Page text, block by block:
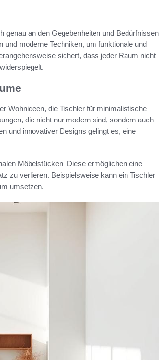
genau an den Gegebenheiten und Bedürfnissen
und moderne Techniken, um funktionale und
sichert, dass jeder Raum nicht
Wohnideen, die Tischler für minimalistische
die nicht nur modern sind, sondern auch
und innovativer Designs gelingt es, eine
Möbelstücken. Diese ermöglichen eine
zu verlieren. Beispielsweise kann ein Tischler
umsetzen.